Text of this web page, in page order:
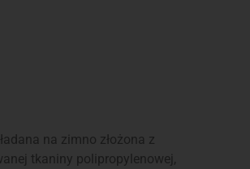
na zimno złożona z
tkaniny polipropylenowej,